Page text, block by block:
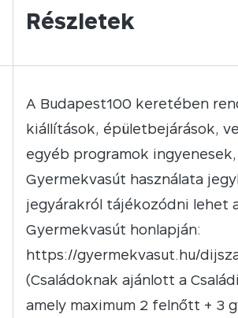
Részletek
A Budapest100 keretében
kiállítások, épületbejárások,
egyéb programok
Gyermekvasút használata
jegyárakról tájékozódni lehet
Gyermekvasút honlapján:
https://gyermekvasut.hu/
(Családoknak ajánlott a
amely maximum 2 felnőtt + 3